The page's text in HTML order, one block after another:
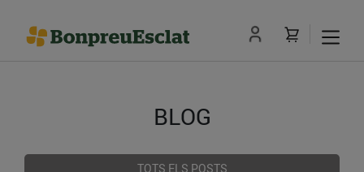
BLOG
TOTS ELS POSTS